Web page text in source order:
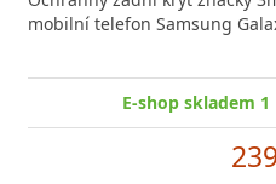
mobilní telefon Samsung
E-shop skladem 1
technologií, která
E-shop skladem 1 ks,
1 039 Kč